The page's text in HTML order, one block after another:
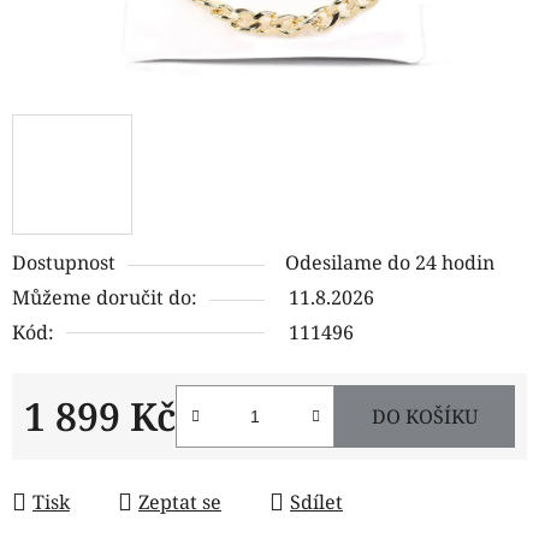
Dostupnost
Odesilame do 24 hodin
Můžeme doručit do:
11.8.2026
Kód:
111496
1 899 Kč DO KOŠÍKU
Tisk Zeptat se Sdílet